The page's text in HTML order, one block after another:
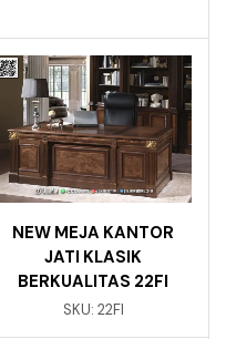
NEW MEJA KANTOR
JATI KLASIK
BERKUALITAS 22FI
SKU: 22FI